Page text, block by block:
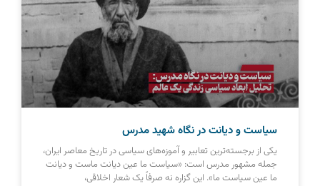
سیاست و دیانت در نگاه شهید مدرس
یکی از برجسته‌ترین تعابیر و آموزه‌های سیاسی در تاریخ معاصر ایران،
جمله مشهور مدرس است: «سیاست ما عین دیانت ماست و دیانت
ما عین سیاست ما». این گزاره نه صرفاً یک شعار اخلاقی،